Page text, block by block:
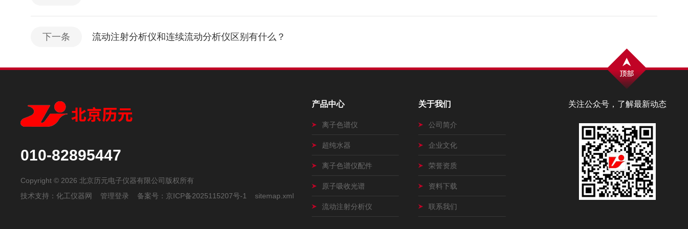
下一条 流动注射分析仪和连续流动分析仪区别有什么？
关注公众号，了解最新动态
010-82895447
Copyright © 2026 北京历元电子仪器有限公司版权所有
技术支持：化工仪器网 管理登录 备案号： 京ICP备2025115207号-1 sitemap.xml
产品中心
离子色谱仪
超纯水器
离子色谱仪配件
原子吸收光谱
流动注射分析仪
关于我们
公司简介
企业文化
荣誉资质
资料下载
联系我们